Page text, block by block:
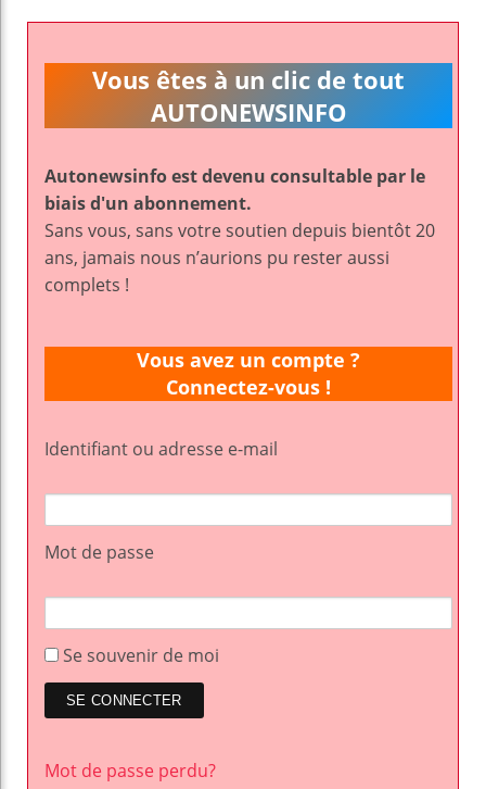
k pt
Vous êtes à un clic de tout
AUTONEWSINFO
Autonewsinfo est devenu consultable par le
biais d'un abonnement.
Sans vous, sans votre soutien depuis bientôt 20
ans, jamais nous n’aurions pu rester aussi
complets !
Vous avez un compte ?
Connectez-vous !
Identifiant ou adresse e-mail
Mot de passe
Se souvenir de moi
Mot de passe perdu?